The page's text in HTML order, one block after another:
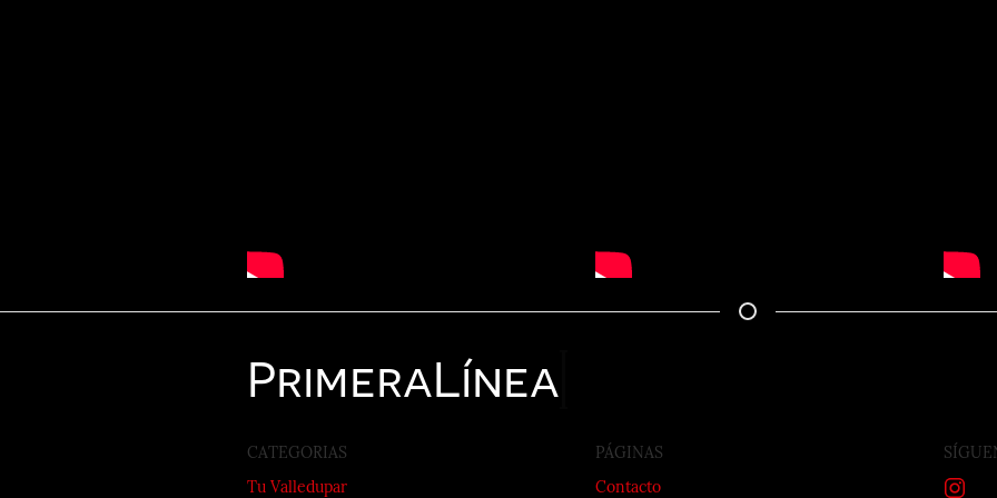
PrimeraLínea
CATEGORIAS
Tu Valledupar
PÁGINAS
Contacto